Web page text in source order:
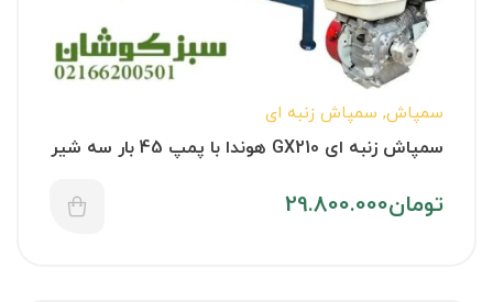
سمپاش, سمپاش زنبه ای
سمپاش زنبه ای GX210 هوندا با پمپ 45 بار سه شیر
تومان29.800.000